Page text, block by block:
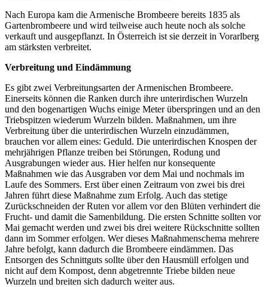
Nach Europa kam die Armenische Brombeere bereits 1835 als
Gartenbrombeere und wird teilweise auch heute noch als solche
verkauft und ausgepflanzt. In Österreich ist sie derzeit in Vorarlberg
am stärksten verbreitet.
Verbreitung und Eindämmung
Es gibt zwei Verbreitungsarten der Armenischen Brombeere.
Einerseits können die Ranken durch ihre unterirdischen Wurzeln
und den bogenartigen Wuchs einige Meter überspringen und an den
Triebspitzen wiederum Wurzeln bilden. Maßnahmen, um ihre
Verbreitung über die unterirdischen Wurzeln einzudämmen,
brauchen vor allem eines: Geduld. Die unterirdischen Knospen der
mehrjährigen Pflanze treiben bei Störungen, Rodung und
Ausgrabungen wieder aus. Hier helfen nur konsequente
Maßnahmen wie das Ausgraben vor dem Mai und nochmals im
Laufe des Sommers. Erst über einen Zeitraum von zwei bis drei
Jahren führt diese Maßnahme zum Erfolg. Auch das stetige
Zurückschneiden der Ruten vor allem vor den Blüten verhindert die
Frucht- und damit die Samenbildung. Die ersten Schnitte sollten vor
Mai gemacht werden und zwei bis drei weitere Rückschnitte sollten
dann im Sommer erfolgen. Wer dieses Maßnahmenschema mehrere
Jahre befolgt, kann dadurch die Brombeere eindämmen. Das
Entsorgen des Schnittguts sollte über den Hausmüll erfolgen und
nicht auf dem Kompost, denn abgetrennte Triebe bilden neue
Wurzeln und breiten sich dadurch weiter aus.